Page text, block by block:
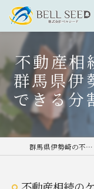
不動産相
群馬県伊
できる分
群馬県伊勢崎の不動産売却なら株式会社ベルシード